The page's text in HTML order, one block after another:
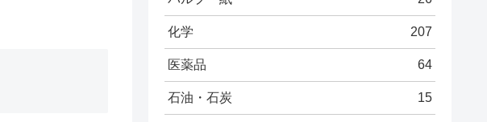
化学 207
医薬品 64
石油・石炭 15